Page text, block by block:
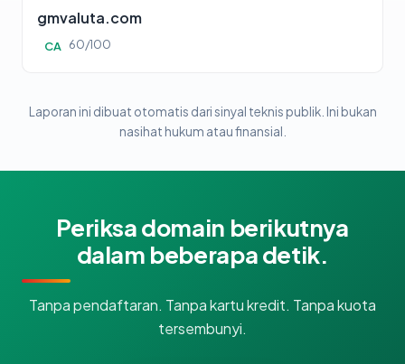
gmvaluta.com
CA 60/100
Laporan ini dibuat otomatis dari sinyal teknis publik. Ini bukan
nasihat hukum atau finansial.
Periksa domain berikutnya
dalam beberapa detik.
Tanpa pendaftaran. Tanpa kartu kredit. Tanpa kuota
tersembunyi.